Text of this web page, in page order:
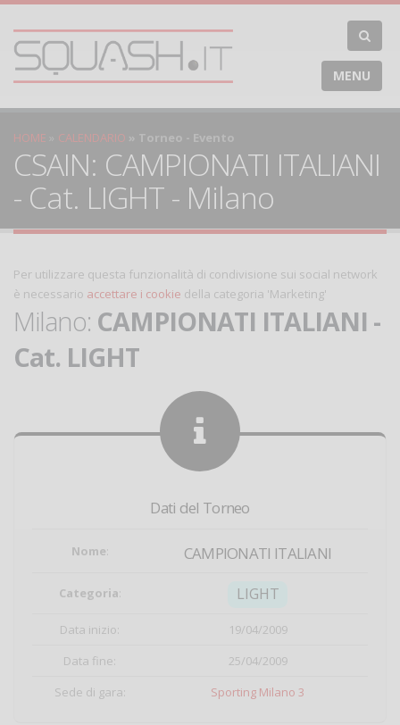
MENU
HOME CALENDARIO Torneo - Evento
CSAIN: CAMPIONATI ITALIANI
- Cat. LIGHT - Milano
Per utilizzare questa funzionalità di condivisione sui social network
è necessario accettare i cookie della categoria 'Marketing'
Milano: CAMPIONATI ITALIANI -
Cat. LIGHT
Dati del Torneo
Nome: CAMPIONATI ITALIANI
Categoria: LIGHT
Data inizio:
19/04/2009
Data fine:
25/04/2009
Sede di gara:
Sporting Milano 3